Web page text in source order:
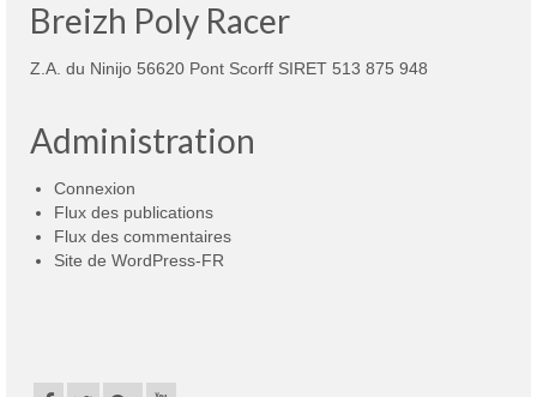
Breizh Poly Racer
Z.A. du Ninijo 56620 Pont Scorff SIRET 513 875 948
Administration
Connexion
Flux des publications
Flux des commentaires
Site de WordPress-FR